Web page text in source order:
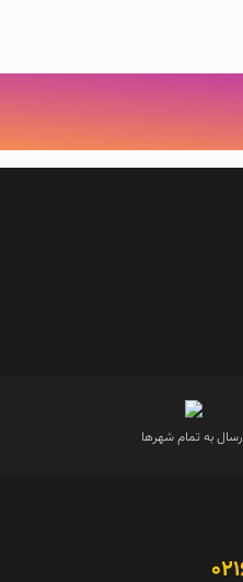
به تمام شهرها